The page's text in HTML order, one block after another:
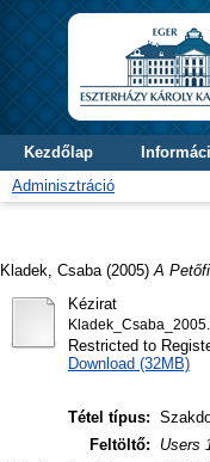
Kezdőlap
Adminisztráció
Kladek, Csaba (2005) A
Kézirat
Restricted to
Download (32MB)
Tétel típus:
Feltöltő:
Users